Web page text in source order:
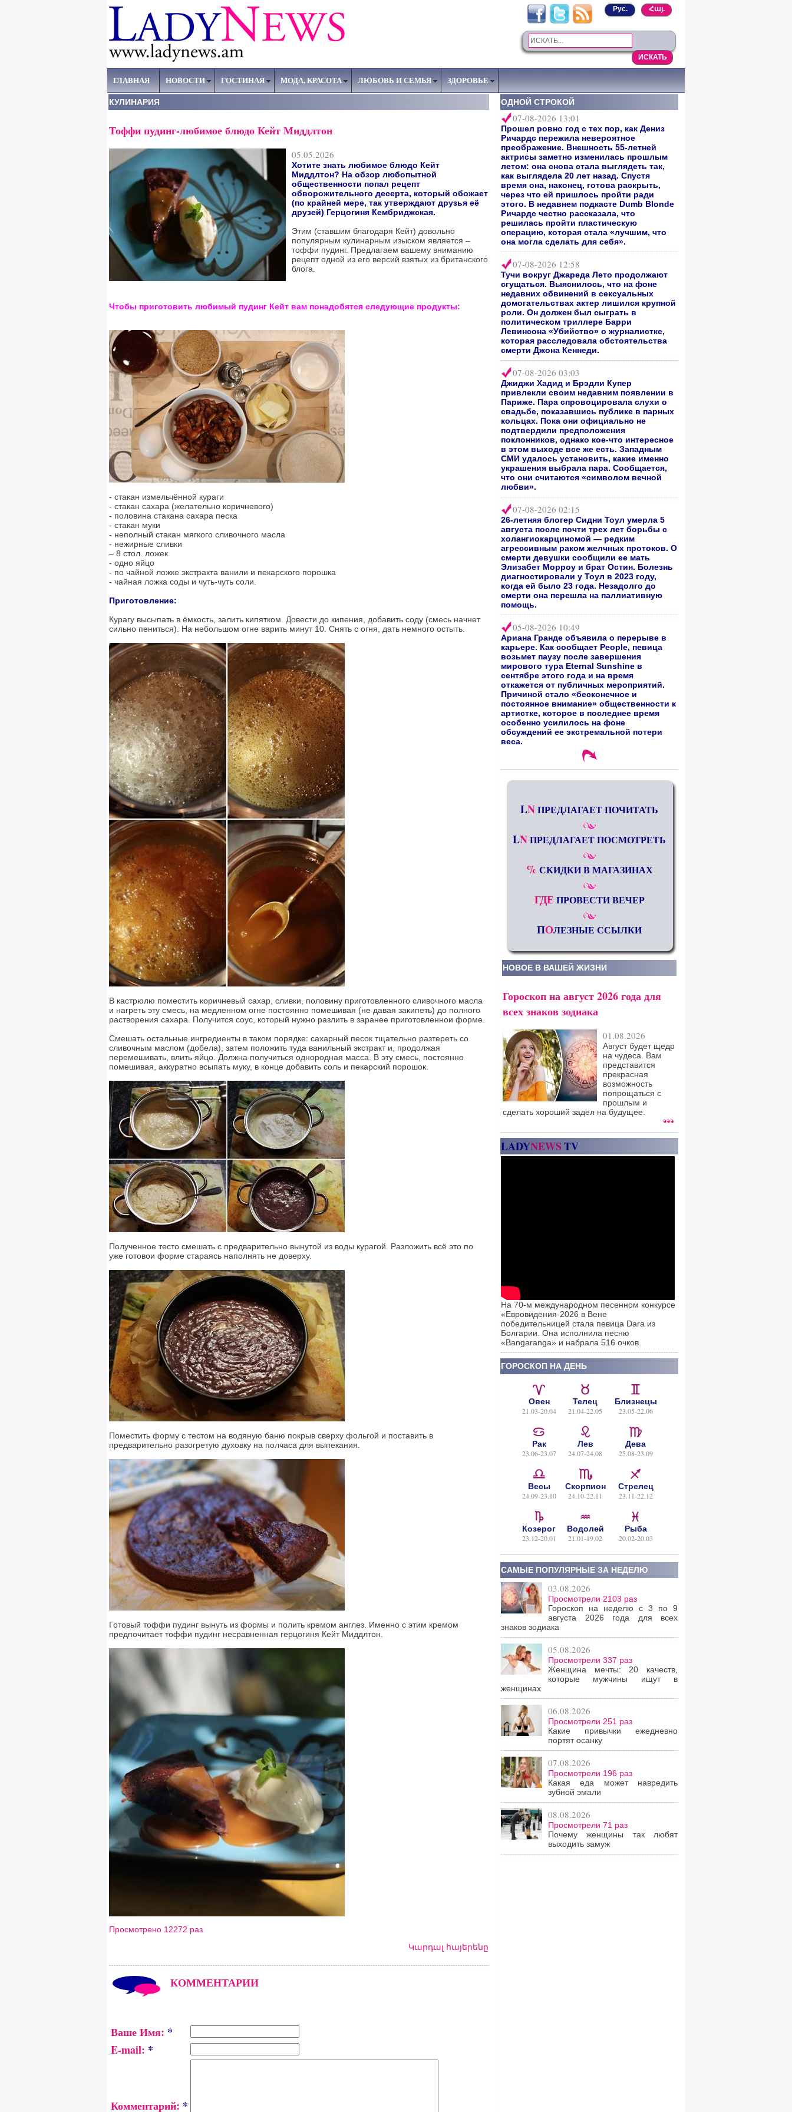
Հայ.
Рус.
ГЛАВНАЯ НОВОСТИ ГОСТИНАЯ МОДА, КРАСОТА ЛЮБОВЬ И СЕМЬЯ ЗДОРОВЬЕ
КУЛИНАРИЯ
Тоффи пудинг-любимое блюдо Кейт Миддлтон
05.05.2026
Хотите знать любимое блюдо Кейт
Миддлтон? На обзор любопытной
общественности попал рецепт
обворожительного десерта, который обожает
(по крайней мере, так утверждают друзья её
друзей) Герцогиня Кембриджская.
Этим (ставшим благодаря Кейт) довольно
популярным кулинарным изыском является –
тоффи пудинг. Предлагаем вашему вниманию
рецепт одной из его версий взятых из британского
блога.
Чтобы приготовить любимый пудинг Кейт вам понадобятся следующие продукты:
- стакан измельчённой кураги
- стакан сахара (желательно коричневого)
- половина стакана сахара песка
- стакан муки
- неполный стакан мягкого сливочного масла
- нежирные сливки
– 8 стол. ложек
- одно яйцо
- по чайной ложке экстракта ванили и пекарского порошка
- чайная ложка соды и чуть-чуть соли.
Приготовление:
Курагу высыпать в ёмкость, залить кипятком. Довести до кипения, добавить соду (смесь начнет
сильно пениться). На небольшом огне варить минут 10. Снять с огня, дать немного остыть.
В кастрюлю поместить коричневый сахар, сливки, половину приготовленного сливочного масла
и нагреть эту смесь, на медленном огне постоянно помешивая (не давая закипеть) до полного
растворения сахара. Получится соус, который нужно разлить в заранее приготовленнои форме.
Смешать остальные ингредиенты в таком порядке: сахарный песок тщательно разтереть со
сливочным маслом (добела), затем положить туда ванильный экстракт и, продолжая
перемешивать, влить яйцо. Должна получиться однородная масса. В эту смесь, постоянно
помешивая, аккуратно всыпать муку, в конце добавить соль и пекарский порошок.
Полученное тесто смешать с предварительно вынутой из воды курагой. Разложить всё это по
уже готовои форме стараясь наполнять не доверху.
Поместить форму с тестом на водяную баню покрыв сверху фольгой и поставить в
предварительно разогретую духовку на полчаса для выпекания.
Готовый тоффи пудинг вынуть из формы и полить кремом англез. Именно с этим кремом
предпочитает тоффи пудинг несравненная герцогиня Кейт Миддлтон.
Просмотрено 12272 раз
Կարդալ հայերենը
КОММЕНТАРИИ
Ваше Имя: *
E-mail: *
Комментарий: *
ОДНОЙ СТРОКОЙ
07-08-2026 13:01
Прошел ровно год с тех пор, как Дениз
Ричардс пережила невероятное
преображение. Внешность 55-летней
актрисы заметно изменилась прошлым
летом: она снова стала выглядеть так,
как выглядела 20 лет назад. Спустя
время она, наконец, готова раскрыть,
через что ей пришлось пройти ради
этого. В недавнем подкасте Dumb Blonde
Ричардс честно рассказала, что
решилась пройти пластическую
операцию, которая стала «лучшим, что
она могла сделать для себя».
07-08-2026 12:58
Тучи вокруг Джареда Лето продолжают
сгущаться. Выяснилось, что на фоне
недавних обвинений в сексуальных
домогательствах актер лишился крупной
роли. Он должен был сыграть в
политическом триллере Барри
Левинсона «Убийство» о журналистке,
которая расследовала обстоятельства
смерти Джона Кеннеди.
07-08-2026 03:03
Джиджи Хадид и Брэдли Купер
привлекли своим недавним появлении в
Париже. Пара спровоцировала слухи о
свадьбе, показавшись публике в парных
кольцах. Пока они официально не
подтвердили предположения
поклонников, однако кое-что интересное
в этом выходе все же есть. Западным
СМИ удалось установить, какие именно
украшения выбрала пара. Сообщается,
что они считаются «символом вечной
любви».
07-08-2026 02:15
26-летняя блогер Сидни Тоул умерла 5
августа после почти трех лет борьбы с
холангиокарциномой — редким
агрессивным раком желчных протоков. О
смерти девушки сообщили ее мать
Элизабет Морроу и брат Остин. Болезнь
диагностировали у Тоул в 2023 году,
когда ей было 23 года. Незадолго до
смерти она перешла на паллиативную
помощь.
05-08-2026 10:49
Ариана Гранде объявила о перерыве в
карьере. Как сообщает People, певица
возьмет паузу после завершения
мирового тура Eternal Sunshine в
сентябре этого года и на время
откажется от публичных мероприятий.
Причиной стало «бесконечное и
постоянное внимание» общественности к
артистке, которое в последнее время
особенно усилилось на фоне
обсуждений ее экстремальной потери
веса.
LNПРЕДЛАГАЕТ ПОЧИТАТЬ
LNПРЕДЛАГАЕТ ПОСМОТРЕТЬ
% СКИДКИ В МАГАЗИНАХ
ГДЕ ПРОВЕСТИ ВЕЧЕР
ПОЛЕЗНЫЕ ССЫЛКИ
НОВОЕ В ВАШЕЙ ЖИЗНИ
Гороскоп на август 2026 года для
всех знаков зодиака
01.08.2026
Август будет щедр
на чудеса. Вам
представится
прекрасная
возможность
попрощаться с
прошлым и
сделать хороший задел на будущее.
LADYNEWSTV
На 70-м международном песенном конкурсе
«Евровидения-2026 в Вене
победительницей стала певица Dara из
Болгарии. Она исполнила песню
«Bangaranga» и набрала 516 очков.
ГОРОСКОП НА ДЕНЬ
Овен
21.03-20.04
Телец
21.04-22.05
Близнецы
23.05-22.06
Рак
23.06-23.07
Лев
24.07-24.08
Дева
25.08-23.09
Весы
24.09-23.10
Скорпион
24.10-22.11
Стрелец
23.11-22.12
Козерог
23.12-20.01
Водолей
21.01-19.02
Рыба
20.02-20.03
САМЫЕ ПОПУЛЯРНЫЕ ЗА НЕДЕЛЮ
03.08.2026
Просмотрели 2103 раз
Гороскоп на неделю с 3 по 9
августа 2026 года для всех
знаков зодиака
05.08.2026
Просмотрели 337 раз
Женщина мечты: 20 качеств,
которые мужчины ищут в
женщинах
06.08.2026
Просмотрели 251 раз
Какие привычки ежедневно
портят осанку
07.08.2026
Просмотрели 196 раз
Какая еда может навредить
зубной эмали
08.08.2026
Просмотрели 71 раз
Почему женщины так любят
выходить замуж